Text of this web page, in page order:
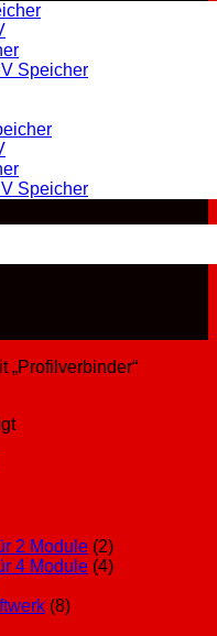
Speicher
Speicher
„Profilverbinder“
2 Module (2)
4 Module (4)
(8)